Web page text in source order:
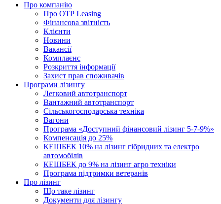
Про компанію
Про ОТР Leasing
Фінансова звітність
Клієнти
Новини
Вакансії
Комплаєнс
Розкриття інформації
Захист прав споживачів
Програми лізингу
Легковий автотранспорт
Вантажний автотранспорт
Cільськогосподарська техніка
Вагони
Програма «Доступний фінансовий лізинг 5-7-9%»
Компенсація до 25%
КЕШБЕК 10% на лізинг гібридних та електро
автомобілів
КЕШБЕК до 9% на лізинг агро техніки
Програма підтримки ветеранів
Про лізинг
Що таке лізинг
Документи для лізингу